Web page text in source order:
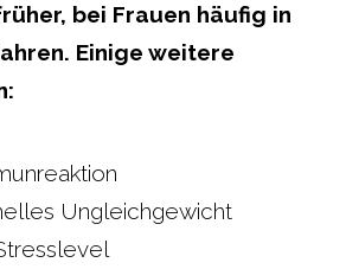
bei Frauen häufig in
Einige weitere
Ungleichgewicht